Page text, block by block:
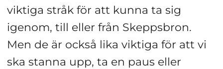
viktiga stråk för att kunna ta sig
igenom, till eller från Skeppsbron.
Men de är också lika viktiga för att vi
ska stanna upp, ta en paus eller